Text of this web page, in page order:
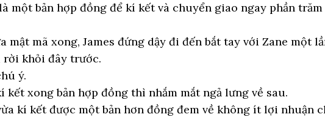
một bản hợp đồng để kí kết và chuyển giao ngay phần
mật mã xong, James đứng dậy đi đến bắt tay với Zane một
rời khỏi đây trước.
ý.
kết xong bản hợp đồng thì nhắm mắt ngả lưng về sau.
kí kết được một bản hơn đồng đem về không ít lợi nhuận